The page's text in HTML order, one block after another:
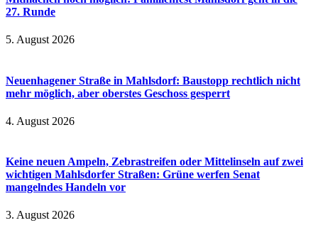
27. Runde
5. August 2026
Neuenhagener Straße in Mahlsdorf: Baustopp rechtlich nicht
mehr möglich, aber oberstes Geschoss gesperrt
4. August 2026
Keine neuen Ampeln, Zebrastreifen oder Mittelinseln auf zwei
wichtigen Mahlsdorfer Straßen: Grüne werfen Senat
mangelndes Handeln vor
3. August 2026